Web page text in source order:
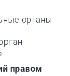
органы
правом